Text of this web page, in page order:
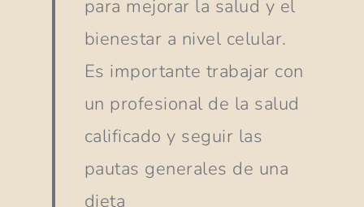
para mejorar la salud y el
bienestar a nivel celular.
Es importante trabajar con
un profesional de la salud
calificado y seguir las
pautas generales de una
dieta